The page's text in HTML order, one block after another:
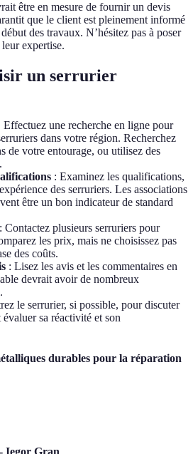
être en mesure de fournir un devis
que le client est pleinement informé
des travaux. N’hésitez pas à poser
expertise.
un serrurier
Effectuez une recherche en ligne pour
dans votre région. Recherchez
de votre entourage, ou utilisez des
: Examinez les qualifications,
des serruriers. Les associations
être un bon indicateur de standard
: Contactez plusieurs serruriers pour
les prix, mais ne choisissez pas
des coûts.
: Lisez les avis et les commentaires en
devrait avoir de nombreux
le serrurier, si possible, pour discuter
sa réactivité et son
durables pour la réparation
Iegor Gran